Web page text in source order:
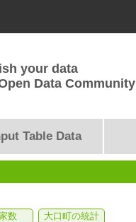
your data
Data Community
Table Data
数 大口町の統計